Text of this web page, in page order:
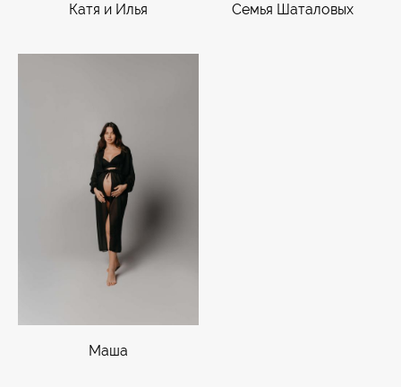
Катя и Илья Семья Шаталовых
Маша